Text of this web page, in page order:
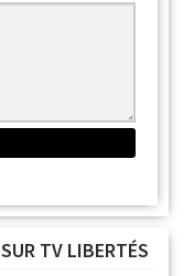
TV LIBERTÉS